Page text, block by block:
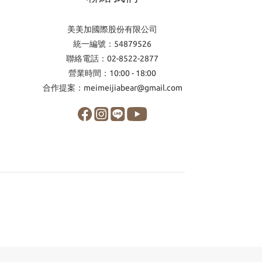
美美加國際股份有限公司
統一編號：54879526
聯絡電話：02-8522-2877
營業時間：10:00 - 18:00
合作提案：meimeijiabear@gmail.com